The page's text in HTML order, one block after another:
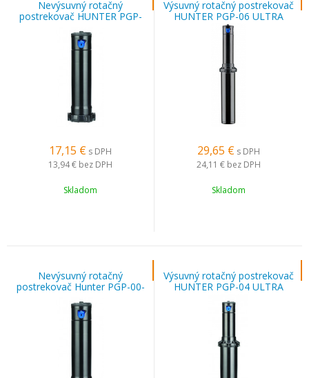
Nevýsuvný rotačný
postrekovač HUNTER PGP-
17,15 € s DPH
13,94 € bez DPH
Skladom
Výsuvný rotačný postrekovač
HUNTER PGP-06 ULTRA
29,65 € s DPH
24,11 € bez DPH
Skladom
Nevýsuvný rotačný
postrekovač Hunter PGP-00-
Výsuvný rotačný postrekovač
HUNTER PGP-04 ULTRA